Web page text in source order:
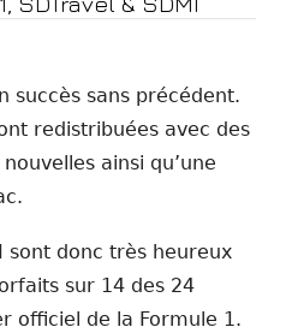
succès sans précédent.
redistribuées avec des
ainsi qu’une
sont donc très heureux
sur 14 des 24
officiel de la Formule 1.